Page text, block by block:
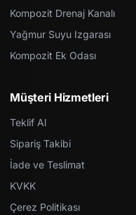
Kompozit Drenaj Kanalı
Yağmur Suyu Izgarası
Kompozit Ek Odası
Müşteri Hizmetleri
Teklif Al
Sipariş Takibi
İade ve Teslimat
KVKK
Çerez Politikası